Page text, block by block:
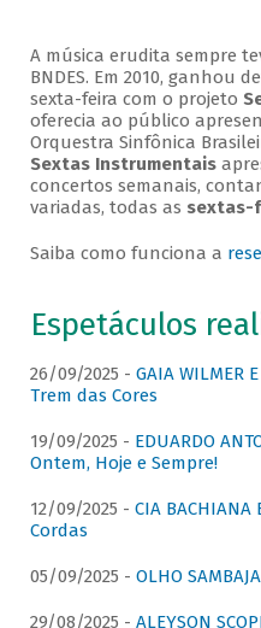
A música erudita sempre
BNDES. Em 2010, ganhou
sexta-feira com o projeto
oferecia ao público
Orquestra Sinfônica
Sextas Instrumentais
concertos semanais,
variadas, todas as sextas-
Saiba como funciona a
Espetáculos
26/09/2025 - GAIA WILMER
Trem das Cores
19/09/2025 - EDUARDO
Ontem, Hoje e Sempre!
12/09/2025 - CIA
Cordas
05/09/2025 - OLHO
29/08/2025 - ALEYSON